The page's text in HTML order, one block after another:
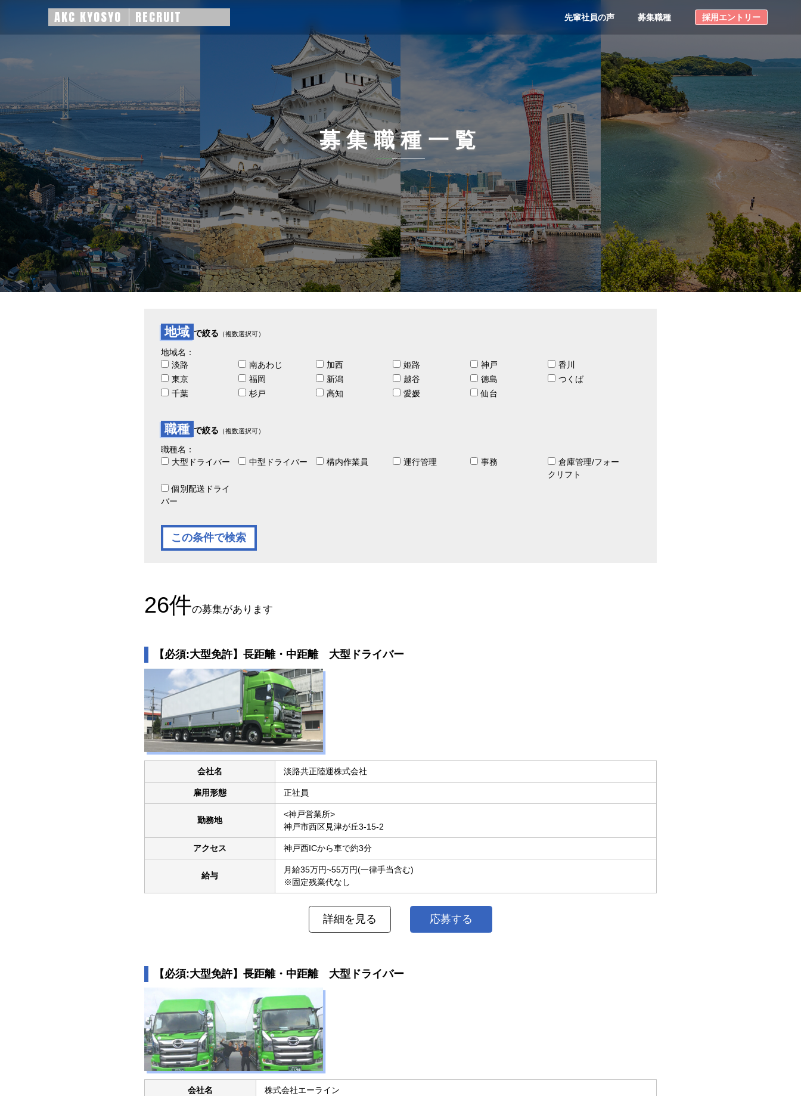
AKC KYOSYO RECRUIT 先輩社員の声 募集職種 採用エントリー
募集職種一覧
地域 で絞る （複数選択可）
地域名：
淡路
南あわじ 加西 姫路 神戸
香川
東京
福岡 新潟 越谷 徳島
つくば
千葉
杉戸 高知 愛媛 仙台
職種 で絞る （複数選択可）
職種名：
大型ドライバー
中型ドライバー 構内作業員 運行管理 事務
倉庫管理/フォー
クリフト
個別配送ドライ
バー
26件の募集があります
【必須:大型免許】長距離・中距離 大型ドライバー
会社名 淡路共正陸運株式会社
雇用形態 正社員
勤務地
<神戸営業所>
神戸市西区見津が丘3-15-2
アクセス 神戸西ICから車で約3分
給与
月給35万円~55万円(一律手当含む)
※固定残業代なし
詳細を見る 応募する
【必須:大型免許】長距離・中距離 大型ドライバー
会社名 株式会社エーライン